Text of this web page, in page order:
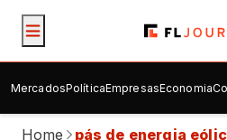
MercadosPolíticaEmpresasEconomia
Home pás de energia